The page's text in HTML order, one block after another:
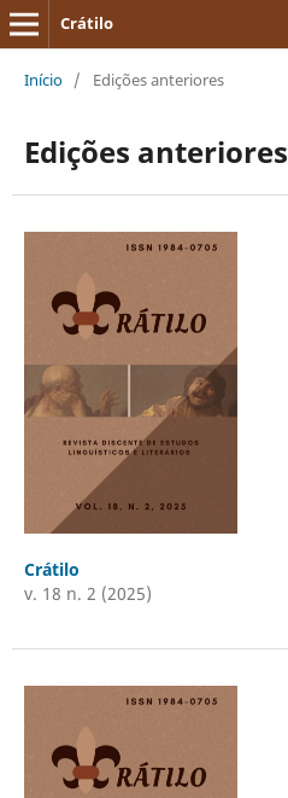
Crátilo
Início / Edições anteriores
Edições anteriores
Crátilo
v. 18 n. 2 (2025)